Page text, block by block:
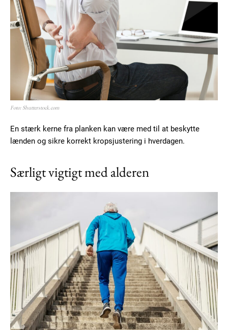
Foto: Shutterstock.com
En stærk kerne fra planken kan være med til at beskytte
lænden og sikre korrekt kropsjustering i hverdagen.
Særligt vigtigt med alderen